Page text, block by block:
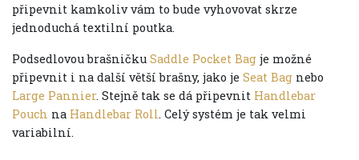
připevnit kamkoliv vám to bude vyhovovat skrze
jednoduchá textilní poutka.
Podsedlovou brašničku Saddle Pocket Bag je možné
připevnit i na další větší brašny, jako je Seat Bag nebo
Large Pannier. Stejně tak se dá připevnit Handlebar
Pouch na Handlebar Roll. Celý systém je tak velmi
variabilní.